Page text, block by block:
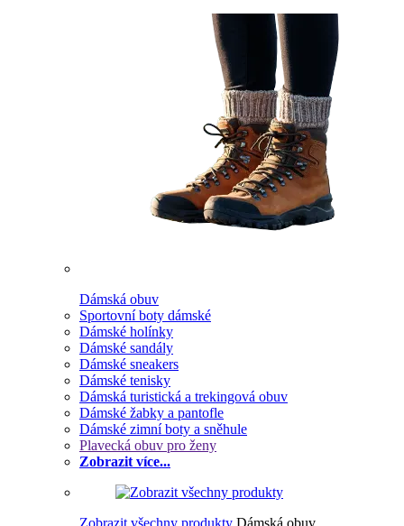
Dámská obuv
Sportovní boty dámské
Dámské holínky
Dámské sandály
Dámské sneakers
Dámské tenisky
Dámská turistická a trekingová obuv
Dámské žabky a pantofle
Dámské zimní boty a sněhule
Plavecká obuv pro ženy
Zobrazit více...
Zobrazit všechny produkty Dámská obuv